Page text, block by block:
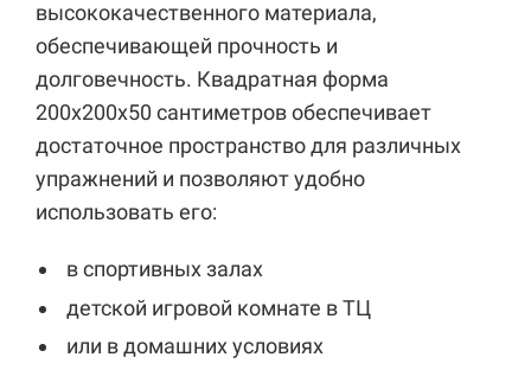
высококачественного материала,
обеспечивающей прочность и
долговечность. Квадратная форма
200х200х50 сантиметров обеспечивает
достаточное пространство для различных
упражнений и позволяют удобно
использовать его:
в спортивных залах
детской игровой комнате в ТЦ
или в домашних условиях